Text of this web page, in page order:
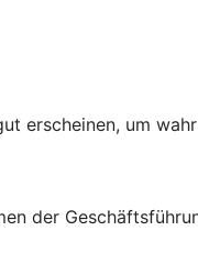
erscheinen, um
der